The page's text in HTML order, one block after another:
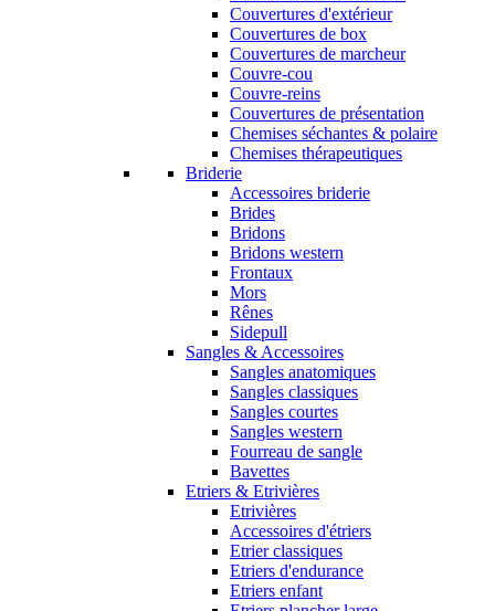
Couvertures d'extérieur
Couvertures de box
Couvertures de marcheur
Couvre-cou
Couvre-reins
Couvertures de présentation
Chemises séchantes & polaire
Chemises thérapeutiques
Briderie
Accessoires briderie
Brides
Bridons
Bridons western
Frontaux
Mors
Rênes
Sidepull
Sangles & Accessoires
Sangles anatomiques
Sangles classiques
Sangles courtes
Sangles western
Fourreau de sangle
Bavettes
Etriers & Etrivières
Etrivières
Accessoires d'étriers
Etrier classiques
Etriers d'endurance
Etriers enfant